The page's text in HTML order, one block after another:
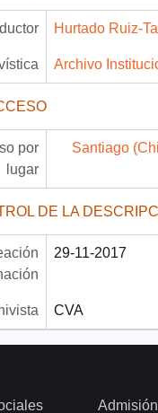
Hurtado Ruiz-
Archivo
por
lugar
Santiago
DE LA
29-11-2017
CVA
Admisión